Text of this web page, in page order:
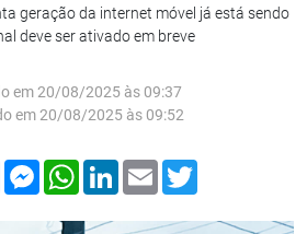
geração da internet móvel já está sendo
deve ser ativado em breve
em 20/08/2025 às 09:37
em 20/08/2025 às 09:52
FacebookMessenger
WhatsApp
LinkedIn
Email